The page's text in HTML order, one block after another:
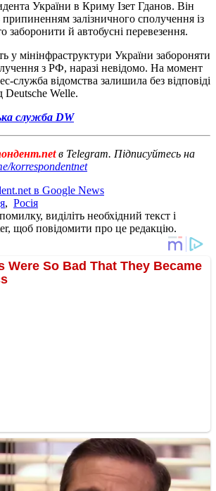
України в Криму Ізет Гданов. Він
залізничного сполучення із
заборонити й автобусні перевезення.
у мінінфраструктури України забороняти
з РФ, наразі невідомо. На момент
служба відомства залишила без відповіді
Deutsche Welle.
служба DW
в Telegram. Підписуйтесь на
korrespondentnet
в Google News
, Росія
виділіть необхідний текст і
щоб повідомити про це редакцію.